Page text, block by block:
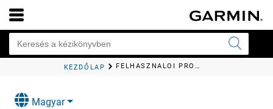
KEZDŐLAP FELHASZ​NÁLÓI PROFIL
Magyar